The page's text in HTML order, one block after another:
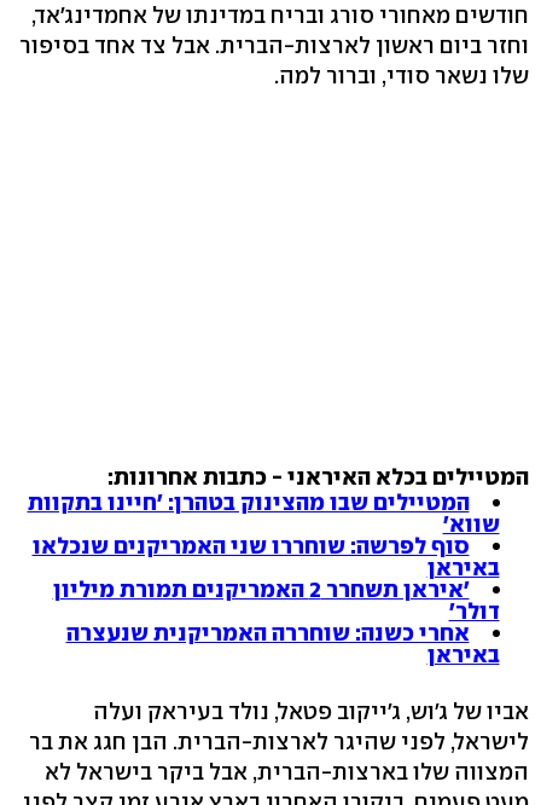
חודשים מאחורי סורג ובריח במדינתו של אחמדינג'אד,
וחזר ביום ראשון לארצות-הברית. אבל צד אחד בסיפור
שלו נשאר סודי, וברור למה.
המטיילים בכלא האיראני - כתבות אחרונות:
המטיילים שבו מהצינוק בטהרן: 'חיינו בתקוות
שווא'
סוף לפרשה: שוחררו שני האמריקנים שנכלאו
באיראן
'איראן תשחרר 2 האמריקנים תמורת מיליון
דולר'
אחרי כשנה: שוחררה האמריקנית שנעצרה
באיראן
אביו של ג'וש, ג'ייקוב פטאל, נולד בעיראק ועלה
לישראל, לפני שהיגר לארצות-הברית. הבן חגג את בר
המצווה שלו בארצות-הברית, אבל ביקר בישראל לא